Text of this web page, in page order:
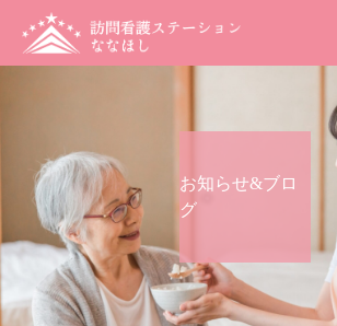
お知らせ&ブロ
グ